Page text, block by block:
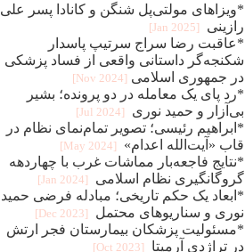
*ویزا‌های مولتی‌پل شنگن و کانادا پسر علی
رازینی
[2025 Jan]
*عاقبت رضا سراج سرتيپ پاسدار
شکنجه‌گر داستانی واقعی از فساد پزشکی
در جمهوری اسلامی [2024 Nov]
*رد پای یک معامله در دو پرونده؛ بشیر
بی‌آزار و حمید نوری
[2024 Jul]
*ابراهیم رئیسی؛ تصویر تمام‌نمای نظام در
قاب «آیت‌الله اعدام»
[2024 May]
*نتایج فاجعه‌بار مماشات غرب با چهاردهه
گروگانگیری نظام اسلامی
[2024 Jan]
*ابعاد یک حکم تاریخی؛ مبادله فرضی حمید
نوری و سناریوهای محتمل
[2023 Dec]
*مسئولیت پزشکان بیمارستان فجر ارتش
در تراژدی آرمیتا
[2023 Oct]